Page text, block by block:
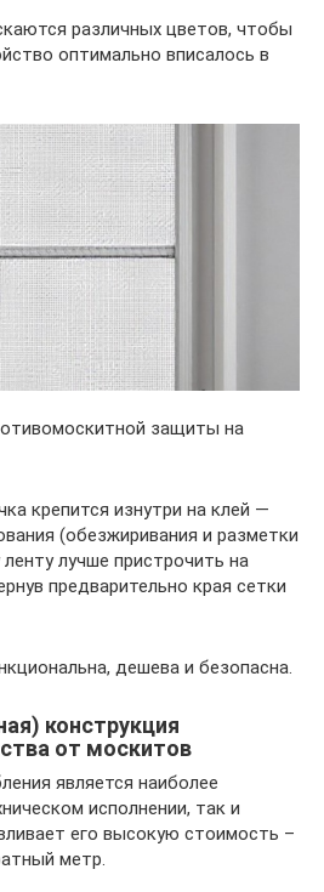
различных цветов, чтобы
оптимально вписалось в
защиты на
крепится изнутри на клей —
(обезжиривания и разметки
лучше пристрочить на
предварительно края сетки
дешева и безопасна.
конструкция
от москитов
является наиболее
исполнении, так и
его высокую стоимость –
метр.